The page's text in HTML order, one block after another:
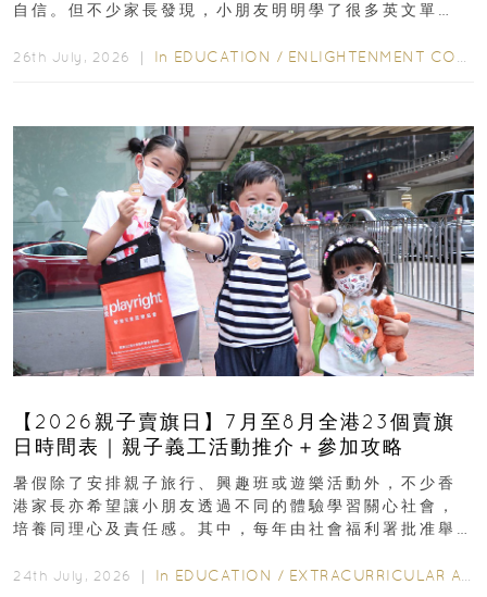
自信。但不少家長發現，小朋友明明學了很多英文單
26th July, 2026 ｜ In EDUCATION / ENLIGHTENMENT CORNER
【2026親子賣旗日】7月至8月全港23個賣旗
日時間表｜親子義工活動推介＋參加攻略
暑假除了安排親子旅行、興趣班或遊樂活動外，不少香
港家長亦希望讓小朋友透過不同的體驗學習關心社會，
培養同理心及責任感。其中，每年由社會福利署批准舉
24th July, 2026 ｜ In EDUCATION / EXTRACURRICULAR ACTIVITIES